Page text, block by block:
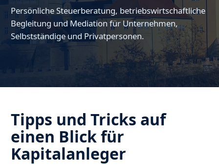
Persönliche Steuerberatung, betriebswirtschaftliche
Begleitung und Mediation für Unternehmen,
Selbstständige und Privatpersonen.
Tipps und Tricks auf
einen Blick für
Kapitalanleger